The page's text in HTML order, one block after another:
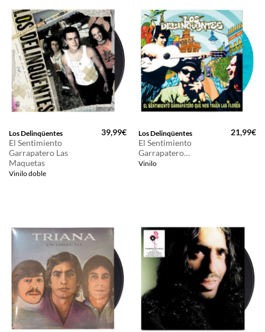
Los Delinqüentes
El Sentimiento
Garrapatero Las
Maquetas
Vinilo doble
39,99€ Los Delinqüentes
El Sentimiento
Garrapatero…
Vinilo
21,99€